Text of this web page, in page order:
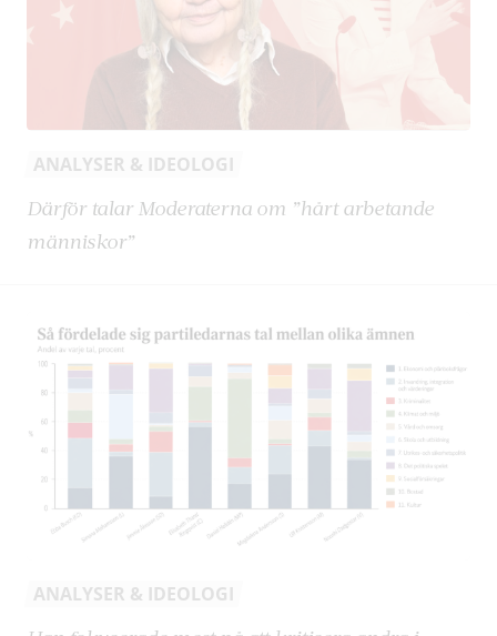
ANALYSER & IDEOLOGI
Därför talar Moderaterna om ”hårt arbetande
människor”
ANALYSER & IDEOLOGI